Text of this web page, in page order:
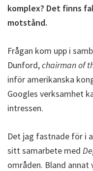
komplex? Det finns
motstånd.
Frågan kom upp i
Dunford,chairman of
inför amerikanska
Googles verksamhet
intressen.
Det jag fastnade för i
sitt samarbete med
områden. Bland annat